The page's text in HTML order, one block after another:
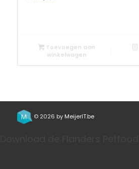
Toevoegen aan
winkelwagen
© 2026 by MeijerIT.be